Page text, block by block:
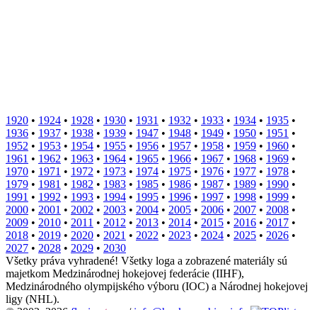
1920 • 1924 • 1928 • 1930 • 1931 • 1932 • 1933 • 1934 • 1935 •
1936 • 1937 • 1938 • 1939 • 1947 • 1948 • 1949 • 1950 • 1951 •
1952 • 1953 • 1954 • 1955 • 1956 • 1957 • 1958 • 1959 • 1960 •
1961 • 1962 • 1963 • 1964 • 1965 • 1966 • 1967 • 1968 • 1969 •
1970 • 1971 • 1972 • 1973 • 1974 • 1975 • 1976 • 1977 • 1978 •
1979 • 1981 • 1982 • 1983 • 1985 • 1986 • 1987 • 1989 • 1990 •
1991 • 1992 • 1993 • 1994 • 1995 • 1996 • 1997 • 1998 • 1999 •
2000 • 2001 • 2002 • 2003 • 2004 • 2005 • 2006 • 2007 • 2008 •
2009 • 2010 • 2011 • 2012 • 2013 • 2014 • 2015 • 2016 • 2017 •
2018 • 2019 • 2020 • 2021 • 2022 • 2023 • 2024 • 2025 • 2026 •
2027 • 2028 • 2029 • 2030
Všetky práva vyhradené! Všetky loga a zobrazené materiály sú
majetkom Medzinárodnej hokejovej federácie (IIHF),
Medzinárodného olympijského výboru (IOC) a Národnej hokejovej
ligy (NHL).